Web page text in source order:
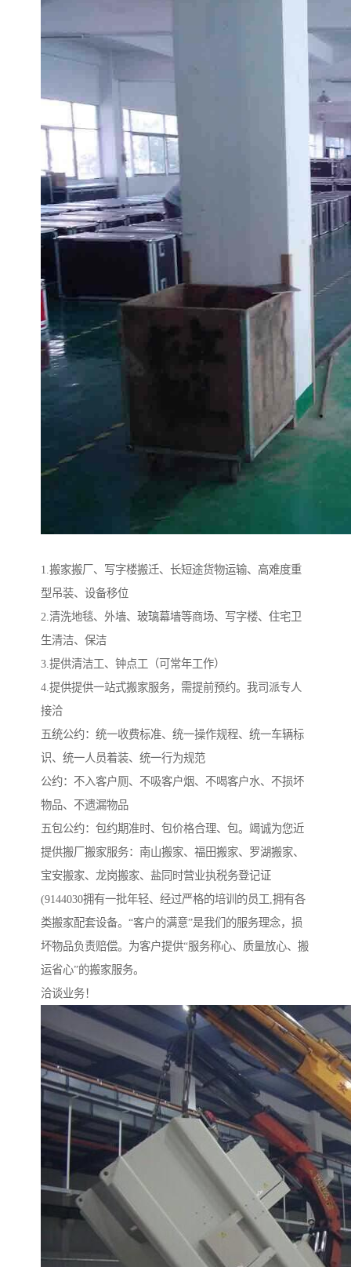
1.搬家搬厂、写字楼搬迁、长短途货物运输、高难度重
型吊装、设备移位
2.清洗地毯、外墙、玻璃幕墙等商场、写字楼、住宅卫
生清洁、保洁
3.提供清洁工、钟点工（可常年工作）
4.提供提供一站式搬家服务，需提前预约。我司派专人
接洽
五统公约：统一收费标准、统一操作规程、统一车辆标
识、统一人员着装、统一行为规范
公约：不入客户厕、不吸客户烟、不喝客户水、不损坏
物品、不遗漏物品
五包公约：包约期准时、包价格合理、包。竭诚为您近
提供搬厂搬家服务：南山搬家、福田搬家、罗湖搬家、
宝安搬家、龙岗搬家、盐同时营业执税务登记证
(9144030拥有一批年轻、经过严格的培训的员工,拥有各
类搬家配套设备。“客户的满意”是我们的服务理念，损
坏物品负责赔偿。为客户提供“服务称心、质量放心、搬
运省心”的搬家服务。
洽谈业务！